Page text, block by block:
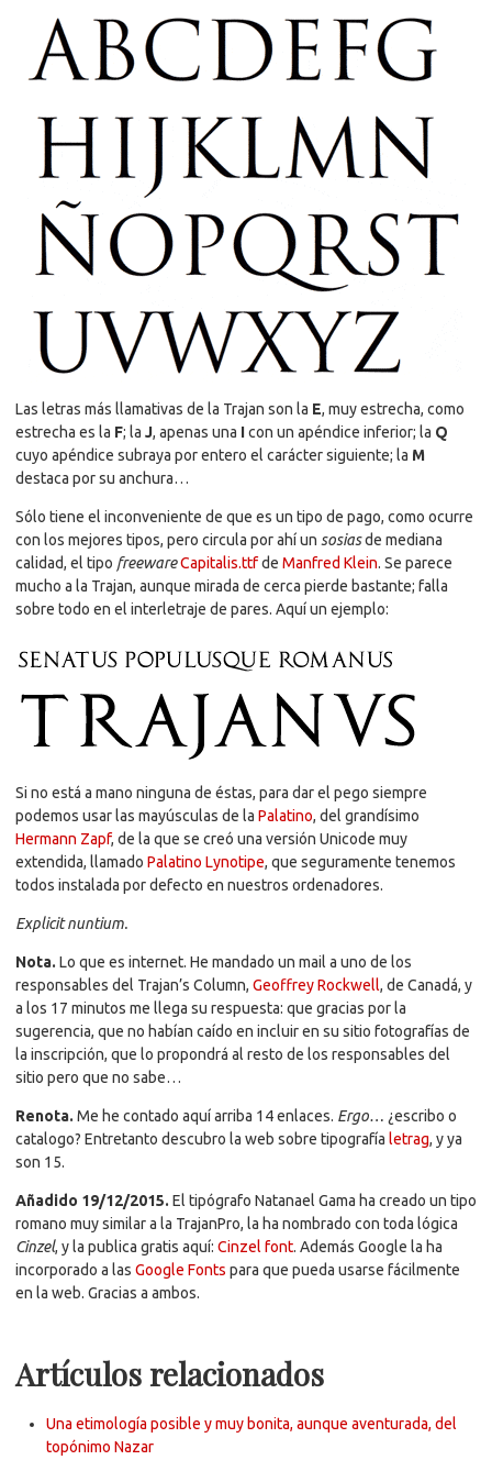
Las letras más llamativas de la Trajan son la E, muy estrecha, como
estrecha es la F; la J, apenas una Icon un apéndice inferior; la Q
cuyo apéndice subraya por entero el carácter siguiente; la M
destaca por su anchura…
Sólo tiene el inconveniente de que es un tipo de pago, como ocurre
con los mejores tipos, pero circula por ahí un sosiasde mediana
calidad, el tipo freewareCapitalis.ttfde Manfred Klein. Se parece
mucho a la Trajan, aunque mirada de cerca pierde bastante; falla
sobre todo en el interletraje de pares. Aquí un ejemplo:
Si no está a mano ninguna de éstas, para dar el pego siempre
podemos usar las mayúsculas de la Palatino, del grandísimo
Hermann Zapf, de la que se creó una versión Unicode muy
extendida, llamado Palatino Lynotipe, que seguramente tenemos
todos instalada por defecto en nuestros ordenadores.
Explicit nuntium.
Nota. Lo que es internet. He mandado un mail a uno de los
responsables del Trajan’s Column, Geoffrey Rockwell, de Canadá, y
a los 17 minutos me llega su respuesta: que gracias por la
sugerencia, que no habían caído en incluir en su sitio fotografías de
la inscripción, que lo propondrá al resto de los responsables del
sitio pero que no sabe…
Renota. Me he contado aquí arriba 14 enlaces. Ergo… ¿escribo o
catalogo? Entretanto descubro la web sobre tipografía letrag, y ya
son 15.
Añadido 19/12/2015. El tipógrafo Natanael Gama ha creado un tipo
romano muy similar a la TrajanPro, la ha nombrado con toda lógica
Cinzel, y la publica gratis aquí: Cinzel font. Además Google la ha
incorporado a las Google Fonts para que pueda usarse fácilmente
en la web. Gracias a ambos.
Artículos relacionados
Una etimología posible y muy bonita, aunque aventurada, del
topónimo Nazar